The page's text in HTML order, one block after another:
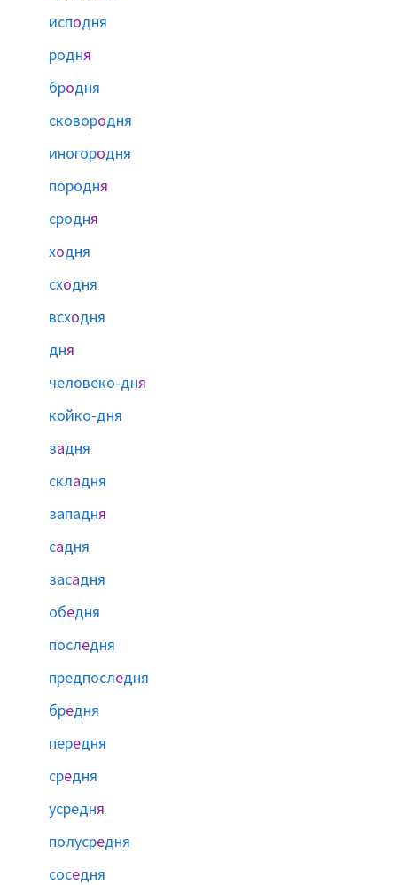
исподня
родня
бродня
сковородня
иногородня
породня
сродня
ходня
сходня
всходня
дня
человеко-дня
койко-дня
задня
складня
западня
садня
засадня
обедня
последня
предпоследня
бредня
передня
средня
усредня
полусредня
соседня